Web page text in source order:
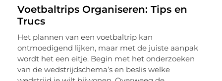
Voetbaltrips Organiseren: Tips en
Trucs
Het plannen van een voetbaltrip kan
ontmoedigend lijken, maar met de juiste aanpak
wordt het een eitje. Begin met het onderzoeken
van de wedstrijdschema’s en beslis welke